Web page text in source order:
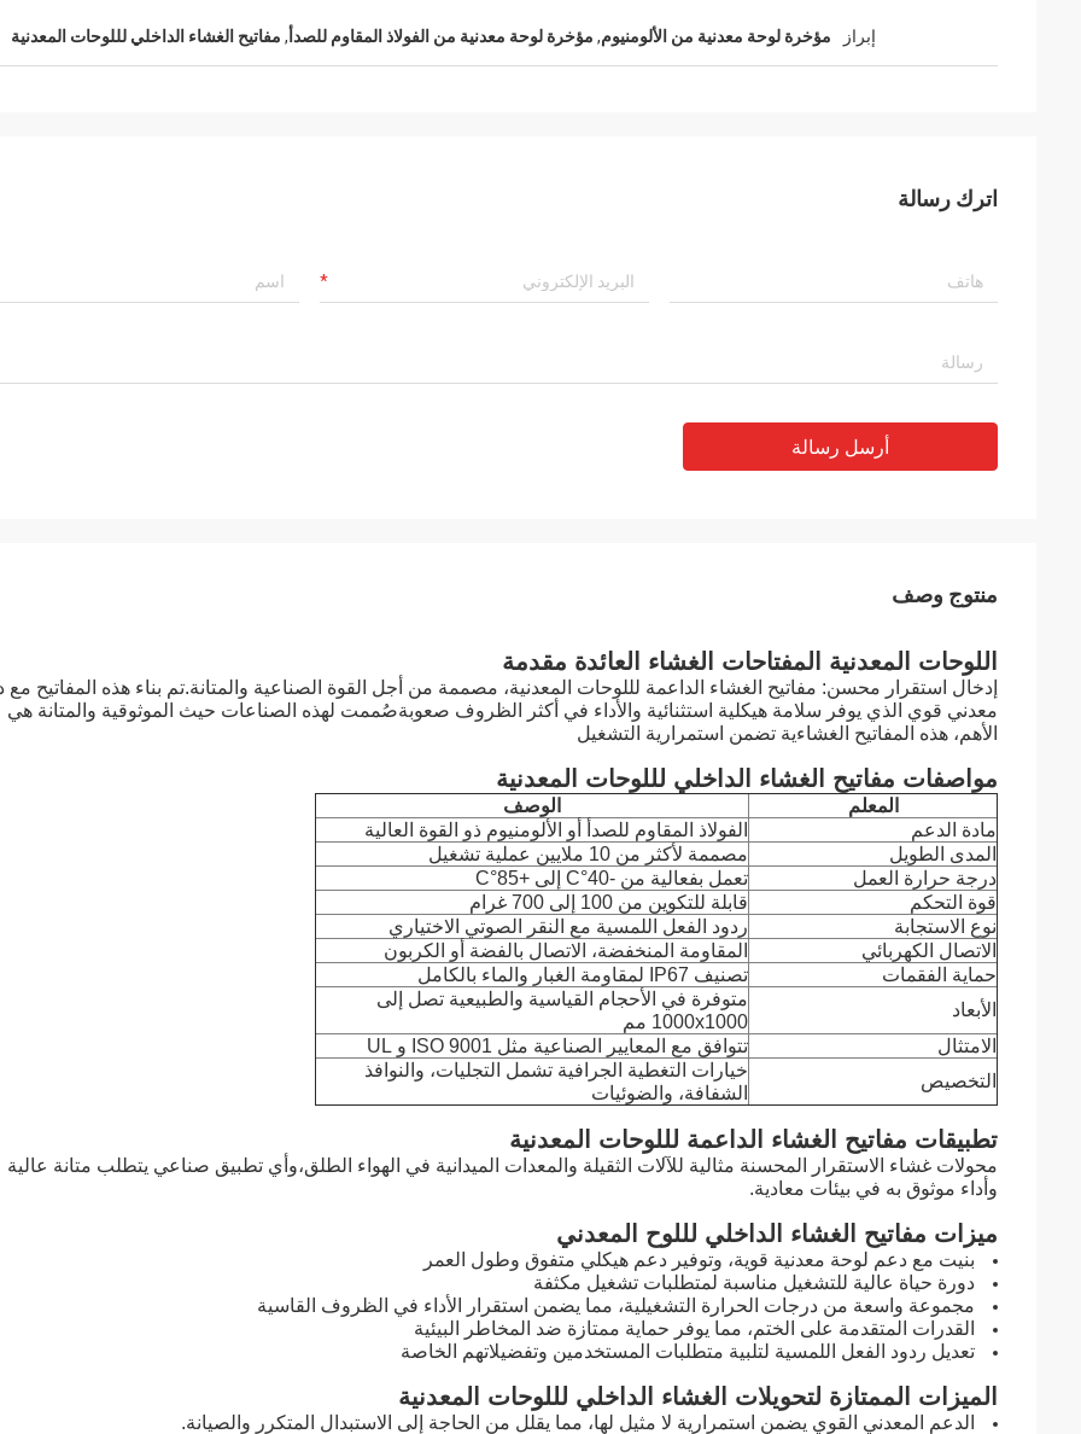
إبراز مؤخرة لوحة معدنية من الألومنيوم, مؤخرة لوحة معدنية من الفولاذ المقاوم للصدأ , مفاتيح الغشاء الداخلي لللوحات المعدنية
اترك رسالة
أرسل رسالة
منتوج وصف
اللوحات المعدنية المفتاحات الغشاء العائدة مقدمة
إدخال استقرار محسن: مفاتيح الغشاء الداعمة لللوحات المعدنية، مصممة من أجل القوة الصناعية والمتانة.تم بناء هذه المفاتيح
معدني قوي الذي يوفر سلامة هيكلية استثنائية والأداء في أكثر الظروف صعوبةصُممت لهذه الصناعات حيث الموثوقية والمتانة هي
الأهم، هذه المفاتيح الغشاءية تضمن استمرارية التشغيل
مواصفات مفاتيح الغشاء الداخلي لللوحات المعدنية
المعلم
الوصف
مادة الدعم
الفولاذ المقاوم للصدأ أو الألومنيوم ذو القوة العالية
المدى الطويل
مصممة لأكثر من 10 ملايين عملية تشغيل
درجة حرارة العمل
تعمل بفعالية من -40°C إلى +85°C
قوة التحكم
قابلة للتكوين من 100 إلى 700 غرام
نوع الاستجابة
ردود الفعل اللمسية مع النقر الصوتي الاختياري
الاتصال الكهربائي
المقاومة المنخفضة، الاتصال بالفضة أو الكربون
حماية الفقمات
تصنيف IP67 لمقاومة الغبار والماء بالكامل
الأبعاد
متوفرة في الأحجام القياسية والطبيعية تصل إلى
1000x1000 مم
الامتثال
تتوافق مع المعايير الصناعية مثل ISO 9001 و UL
التخصيص
خيارات التغطية الجرافية تشمل التجليات، والنوافذ
الشفافة، والضوئيات
تطبيقات مفاتيح الغشاء الداعمة لللوحات المعدنية
محولات غشاء الاستقرار المحسنة مثالية للآلات الثقيلة والمعدات الميدانية في الهواء الطلق،وأي تطبيق صناعي يتطلب متانة عالية
وأداء موثوق به في بيئات معادية.
ميزات مفاتيح الغشاء الداخلي لللوح المعدني
بنيت مع دعم لوحة معدنية قوية، وتوفير دعم هيكلي متفوق وطول العمر
دورة حياة عالية للتشغيل مناسبة لمتطلبات تشغيل مكثفة
مجموعة واسعة من درجات الحرارة التشغيلية، مما يضمن استقرار الأداء في الظروف القاسية
القدرات المتقدمة على الختم، مما يوفر حماية ممتازة ضد المخاطر البيئية
تعديل ردود الفعل اللمسية لتلبية متطلبات المستخدمين وتفضيلاتهم الخاصة
الميزات الممتازة لتحويلات الغشاء الداخلي لللوحات المعدنية
الدعم المعدني القوي يضمن استمرارية لا مثيل لها، مما يقلل من الحاجة إلى الاستبدال المتكرر والصيانة.